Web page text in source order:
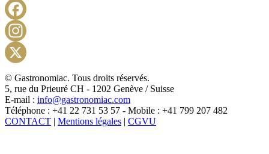
X
© Gastronomiac. Tous droits réservés.
5, rue du Prieuré CH - 1202 Genève / Suisse
E-mail : info@gastronomiac.com
Téléphone : +41 22 731 53 57 - Mobile : +41 799 207 482
CONTACT | Mentions légales | CGVU